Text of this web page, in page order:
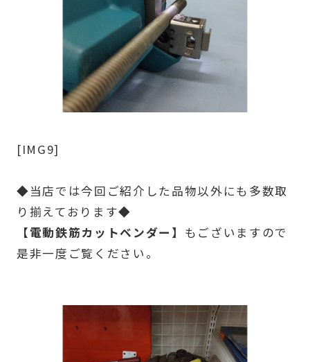
[IMG9]
◆当店では今回ご紹介した品物以外にも多数取
り揃えております◆
【電動鉄筋カットベンダー】 もございますので
是非一度ご覧ください。